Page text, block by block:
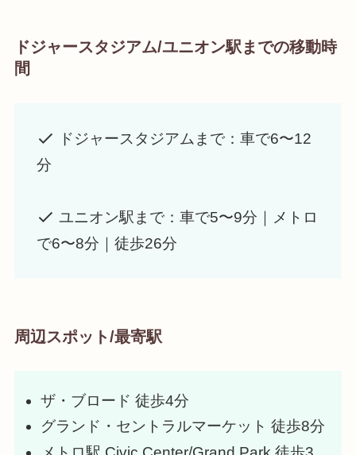
ドジャースタジアム/ユニオン駅までの移動時
間
ドジャースタジアムまで：車で6〜12
分
ユニオン駅まで：車で5〜9分｜メトロ
で6〜8分｜徒歩26分
周辺スポット/最寄駅
ザ・ブロード 徒歩4分
グランド・セントラルマーケット 徒歩8分